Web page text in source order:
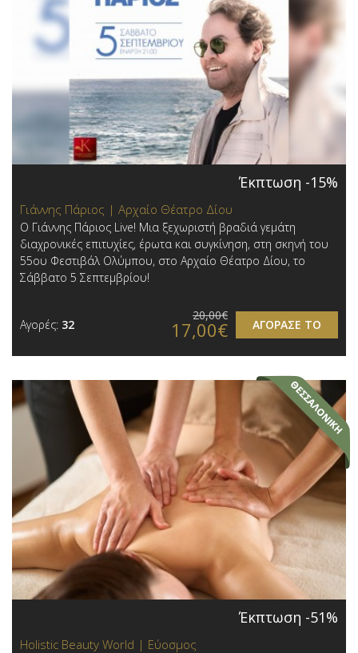
Έκπτωση -15%
Γιάννης Πάριος | Αρχαίο Θέατρο Δίου
Ο Γιάννης Πάριος Live! Μια ξεχωριστή βραδιά γεμάτη
διαχρονικές επιτυχίες, έρωτα και συγκίνηση, στη σκηνή του
55ου Φεστιβάλ Ολύμπου, στο Αρχαίο Θέατρο Δίου, το
Σάββατο 5 Σεπτεμβρίου!
Αγορές: 32 ΑΓΟΡΑΣΕ ΤΟ
20,00€
17,00€
Έκπτωση -51%
Holistic Beauty World | Εύοσμος